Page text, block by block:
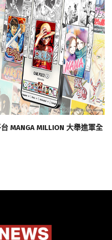
MANGA MILLION 大舉進軍全